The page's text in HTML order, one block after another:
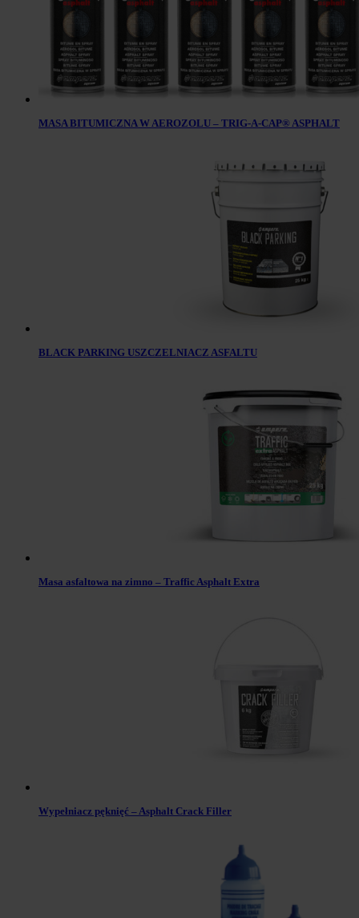
MASA BITUMICZNA W AEROZOLU – TRIG-A-CAP® ASPHALT
BLACK PARKING USZCZELNIACZ ASFALTU
Masa asfaltowa na zimno – Traffic Asphalt Extra
Wypełniacz pęknięć – Asphalt Crack Filler